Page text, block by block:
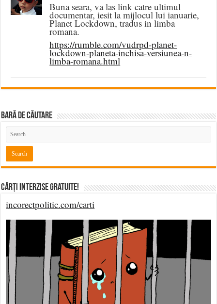
Buna seara, va las link catre ultimul
documentar, iesit la mijlocul lui ianuarie,
Planet Lockdown, tradus in limba
romana.
https://rumble.com/vudrpd-planet-
lockdown-planeta-inchisa-versiunea-n-
limba-romana.html
BARĂ DE CĂUTARE
Cărți Interzise Gratuite!
incorectpolitic.com/carti